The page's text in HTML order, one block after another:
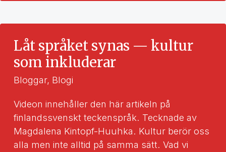
språk
Låt språket synas — kultur
som inkluderar
Bloggar, Blogi
Videon innehåller den här artikeln på
finlandssvenskt teckenspråk. Tecknade av
Magdalena Kintopf-Huuhka. Kultur berör oss
alla men inte alltid på samma sätt. Vad vi